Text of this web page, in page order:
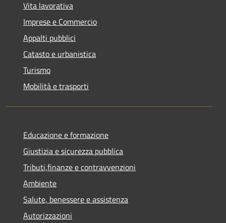
Vita lavorativa
Imprese e Commercio
Appalti pubblici
Catasto e urbanistica
Turismo
Mobilità e trasporti
Educazione e formazione
Giustizia e sicurezza pubblica
Tributi,finanze e contravvenzioni
Ambiente
Salute, benessere e assistenza
Autorizzazioni